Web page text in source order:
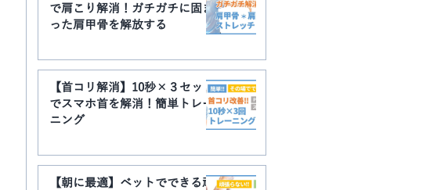
で肩こり解消！ガチガチに固ま
った肩甲骨を解放する
【首コリ解消】10秒×３セット
でスマホ首を解消！簡単トレー
ニング
【朝に最適】ベットでできる頑